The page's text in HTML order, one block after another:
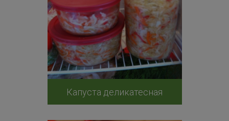
Капуста деликатесная